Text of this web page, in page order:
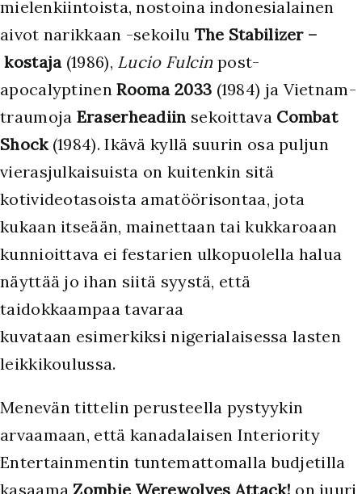
mielenkiintoista, nostoina indonesialainen
aivot narikkaan -sekoilu The Stabilizer –
kostaja (1986), Lucio Fulcin post-
apocalyptinenRooma 2033 (1984) ja Vietnam-
traumoja Eraserheadiin sekoittava Combat
Shock(1984). Ikävä kyllä suurin osa puljun
vierasjulkaisuista on kuitenkin sitä
kotivideotasoista amatöörisontaa, jota
kukaan itseään, mainettaan tai kukkaroaan
kunnioittava ei festarien ulkopuolella halua
näyttää jo ihan siitä syystä, että
taidokkaampaa tavaraa
kuvataan esimerkiksi nigerialaisessa lasten
leikkikoulussa.
Menevän tittelin perusteella pystyykin
arvaamaan, että kanadalaisen Interiority
Entertainmentin tuntemattomalla budjetilla
kasaama Zombie Werewolves Attack! on juuri